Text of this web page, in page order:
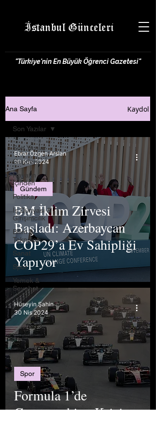
İstanbul Günceleri
"Türkiye'nin En Büyük Öğrenci Gazetesi"
Ana Sayfa Kaydol
Son Yazılar
Gündem
Hayatın
İçinden
Politika
İş Dünyası &
Girişimcilik
Bilim &
Teknoloji
Sanat
Spor
Yemek &
Seyahat
Son Yazılar
BM İklim Zirvesi
Başladı: Azerbaycan
COP29’a Ev Sahipliği
Yapıyor
Gündem
Ebrar Özgen Arslan
20 Kas 2024
Formula 1’de
Greenwashing Krizi
Spor
Hüseyin Şahin
30 Nis 2024